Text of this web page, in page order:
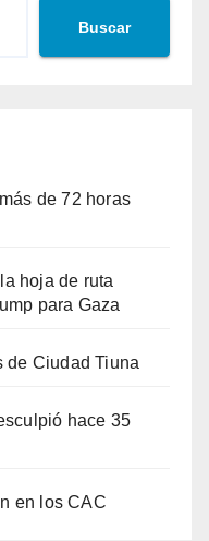
Buscar
de 72 horas
hoja de ruta
para Gaza
de Ciudad Tiuna
hace 35
en los CAC